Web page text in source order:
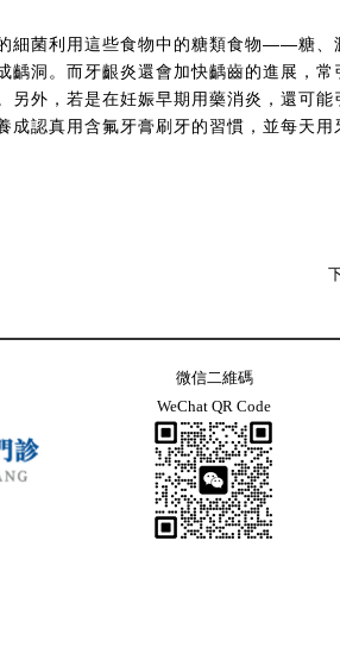
細菌利用這些食物中的糖類食物——糖
洞。而牙齦炎還會加快齲齒的進展，
外，若是在妊娠早期用藥消炎，還可能
認真用含氟牙膏刷牙的習慣，並每天
微信二維碼
WeChat QR Code